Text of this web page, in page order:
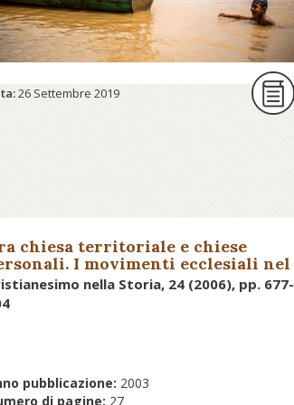
26 Settembre 2019
chiesa territoriale e chiese
I movimenti ecclesiali nel
concilio Vaticano II
nella Storia, 24 (2006), pp. 677-
pubblicazione: 2003
di pagine: 27